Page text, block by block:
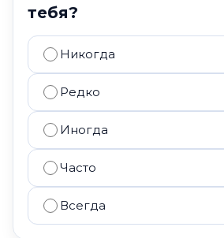
тебя?
Никогда
Редко
Иногда
Часто
Всегда